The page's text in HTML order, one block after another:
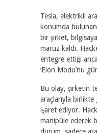
Tesla, elektrikli
konumda
bir şirket,
maruz kaldı.
entegre ettiği
‘Elon Modu’nu
Bu olay, şirketin
araçlarıyla
işaret ediyor.
manipüle ederek